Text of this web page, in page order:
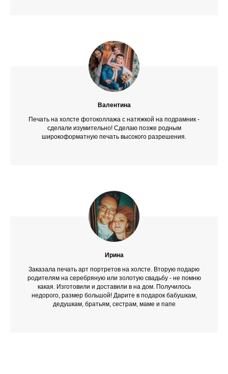
Валентина
Печать на холсте фотоколлажа с натяжкой на подрамник -
сделали изумительно! Сделаю позже родным
широкоформатную печать высокого разрешения.
Ирина
Заказала печать арт портретов на холсте. Вторую подарю
родителям на серебряную или золотую свадьбу - не помню
какая. Изготовили и доставили в на дом. Получилось
недорого, размер большой! Дарите в подарок бабушкам,
дедушкам, братьям, сестрам, маме и папе